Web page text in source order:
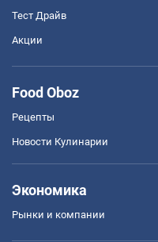
Тест Драйв
Акции
Food Oboz
Рецепты
Новости Кулинарии
Экономика
Рынки и компании